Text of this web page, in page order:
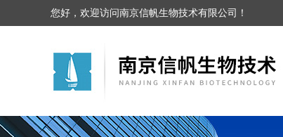
您好，欢迎访问南京信帆生物技术有限公司！